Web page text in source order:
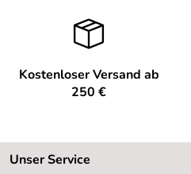
Kostenloser Versand ab
250 €
Unser Service